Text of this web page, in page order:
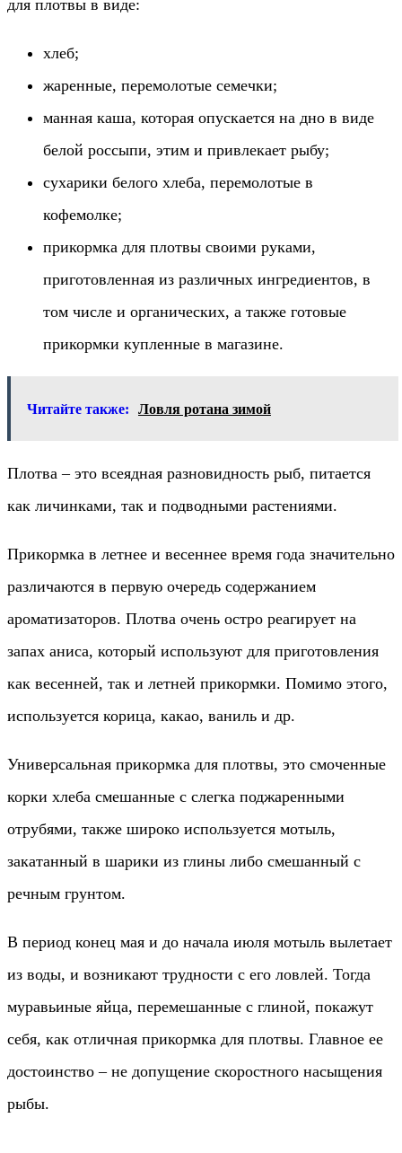
для плотвы в виде:
хлеб;
жаренные, перемолотые семечки;
манная каша, которая опускается на дно в виде
белой россыпи, этим и привлекает рыбу;
сухарики белого хлеба, перемолотые в
кофемолке;
прикормка для плотвы своими руками,
приготовленная из различных ингредиентов, в
том числе и органических, а также готовые
прикормки купленные в магазине.
Читайте также: Ловля ротана зимой
Плотва – это всеядная разновидность рыб, питается
как личинками, так и подводными растениями.
Прикормка в летнее и весеннее время года значительно
различаются в первую очередь содержанием
ароматизаторов. Плотва очень остро реагирует на
запах аниса, который используют для приготовления
как весенней, так и летней прикормки. Помимо этого,
используется корица, какао, ваниль и др.
Универсальная прикормка для плотвы, это смоченные
корки хлеба смешанные с слегка поджаренными
отрубями, также широко используется мотыль,
закатанный в шарики из глины либо смешанный с
речным грунтом.
В период конец мая и до начала июля мотыль вылетает
из воды, и возникают трудности с его ловлей. Тогда
муравьиные яйца, перемешанные с глиной, покажут
себя, как отличная прикормка для плотвы. Главное ее
достоинство – не допущение скоростного насыщения
рыбы.